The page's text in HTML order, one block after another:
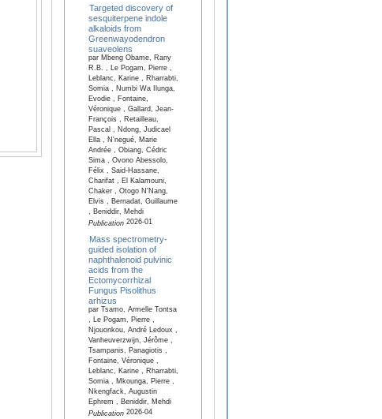
Targeted discovery of
sesquiterpene indole
alkaloids from
Greenwayodendron
suaveolens
par Mbeng Obame, Rany
R.B. , Le Pogam, Pierre ,
Leblanc, Karine , Rharrabti,
Somia , Numbi Wa Ilunga,
Evodie , Fontaine,
Véronique , Gallard, Jean-
François , Retailleau,
Pascal , Ndong, Judicael
Ella , N'negué, Marie
Andrée , Obiang, Cédric
Sima , Ovono Abessolo,
Félix , Said-Hassane,
Charifat , El Kalamouni,
Chaker , Otogo N'Nang,
Elvis , Bernadat, Guillaume
, Beniddir, Mehdi
Publication2026-01
Mass spectrometry-
guided isolation of
naphthalenoid pulvinic
acids from the
Ectomycorrhizal
Fungus Pisolithus
arhizus
par Tsamo, Armelle Tontsa
, Le Pogam, Pierre ,
Njouonkou, André Ledoux ,
Vanheuverzwijn, Jérôme ,
Tsampanis, Panagiotis ,
Fontaine, Véronique ,
Leblanc, Karine , Rharrabti,
Somia , Mkounga, Pierre ,
Nkengfack, Augustin
Ephrem , Beniddir, Mehdi
Publication2026-04